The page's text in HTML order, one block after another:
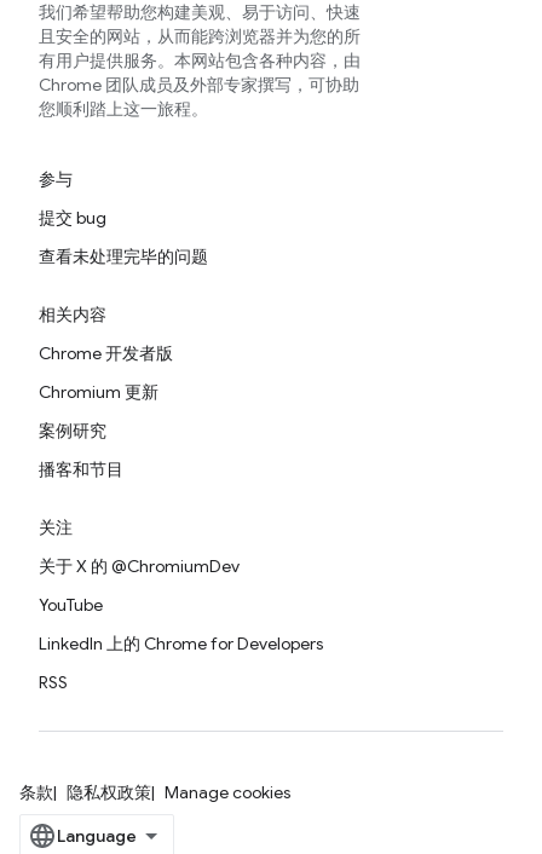
我们希望帮助您构建美观、易于访问、快速
且安全的网站，从而能跨浏览器并为您的所
有用户提供服务。本网站包含各种内容，由
Chrome 团队成员及外部专家撰写，可协助
您顺利踏上这一旅程。
参与
提交 bug
查看未处理完毕的问题
相关内容
Chrome 开发者版
Chromium 更新
案例研究
播客和节目
关注
关于 X 的 @ChromiumDev
YouTube
LinkedIn 上的 Chrome for Developers
RSS
条款 隐私权政策 Manage cookies